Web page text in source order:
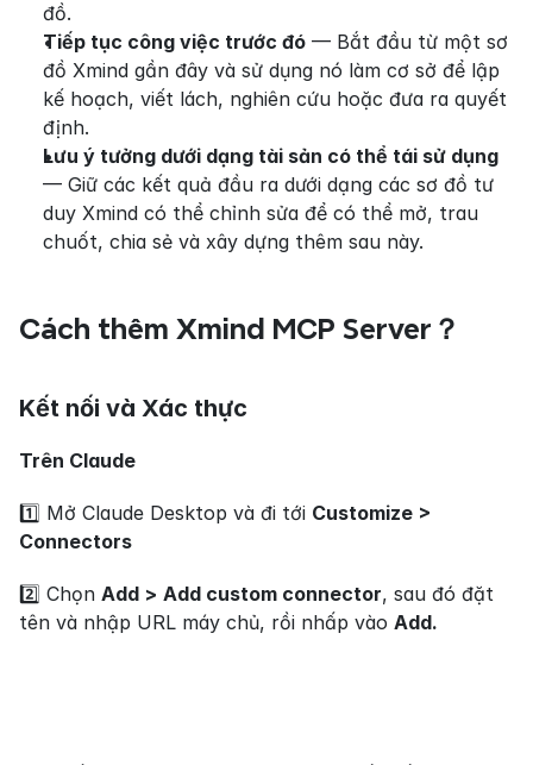
đồ.
Tiếp tục công việc trước đó — Bắt đầu từ một sơ
đồ Xmind gần đây và sử dụng nó làm cơ sở để lập
kế hoạch, viết lách, nghiên cứu hoặc đưa ra quyết
định.
Lưu ý tưởng dưới dạng tài sản có thể tái sử dụng
— Giữ các kết quả đầu ra dưới dạng các sơ đồ tư
duy Xmind có thể chỉnh sửa để có thể mở, trau
chuốt, chia sẻ và xây dựng thêm sau này.
Cách thêm Xmind MCP Server？
Kết nối và Xác thực
Trên Claude
1️⃣ Mở Claude Desktop và đi tới Customize >
Connectors
2️⃣ Chọn Add > Add custom connector, sau đó đặt
tên và nhập URL máy chủ, rồi nhấp vào Add.